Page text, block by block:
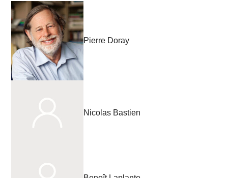
Pierre Doray
Nicolas Bastien